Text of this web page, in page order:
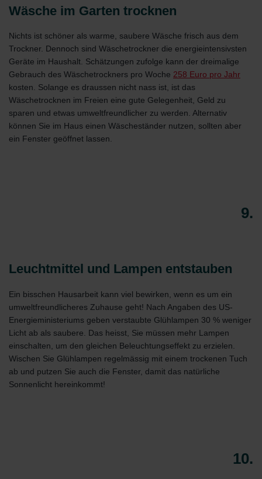
Wäsche im Garten trocknen
Nichts ist schöner als warme, saubere Wäsche frisch aus dem
Trockner. Dennoch sind Wäschetrockner die energieintensivsten
Geräte im Haushalt. Schätzungen zufolge kann der dreimalige
Gebrauch des Wäschetrockners pro Woche 258 Euro pro Jahr
kosten. Solange es draussen nicht nass ist, ist das
Wäschetrocknen im Freien eine gute Gelegenheit, Geld zu
sparen und etwas umweltfreundlicher zu werden. Alternativ
können Sie im Haus einen Wäscheständer nutzen, sollten aber
ein Fenster geöffnet lassen.
9.
Leuchtmittel und Lampen entstauben
Ein bisschen Hausarbeit kann viel bewirken, wenn es um ein
umweltfreundlicheres Zuhause geht! Nach Angaben des US-
Energieministeriums geben verstaubte Glühlampen 30 % weniger
Licht ab als saubere. Das heisst, Sie müssen mehr Lampen
einschalten, um den gleichen Beleuchtungseffekt zu erzielen.
Wischen Sie Glühlampen regelmässig mit einem trockenen Tuch
ab und putzen Sie auch die Fenster, damit das natürliche
Sonnenlicht hereinkommt!
10.